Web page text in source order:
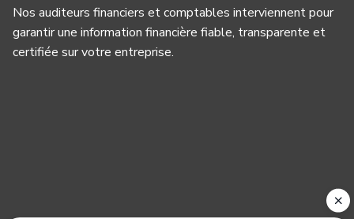
Nos auditeurs financiers et comptables interviennent pour
garantir une information financière fiable, transparente et
certifiée sur votre entreprise.